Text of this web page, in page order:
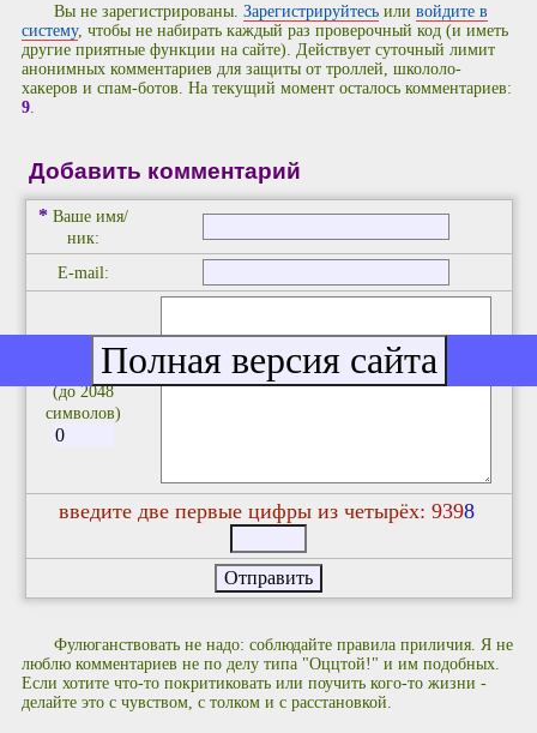
Вы не зарегистрированы.Зарегистрируйтесь иливойдите в
систему, чтобы не набирать каждый раз проверочный код (и иметь
другие приятные функции на сайте). Действует суточный лимит
анонимных комментариев для защиты от троллей, школоло-
хакеров и спам-ботов. На текущий момент осталось комментариев:
9
Добавить комментарий
* Ваше имя/
ник:
E-mail:
Комментарий:
(до 2048
символов)
введите две первые цифры из четырёх: 9398
Фулюганствовать не надо: соблюдайте правила приличия. Я не
люблю комментариев не по делу типа "Оццтой!" и им подобных.
Если хотите что-то покритиковать или поучить кого-то жизни -
делайте это с чувством, с толком и с расстановкой.